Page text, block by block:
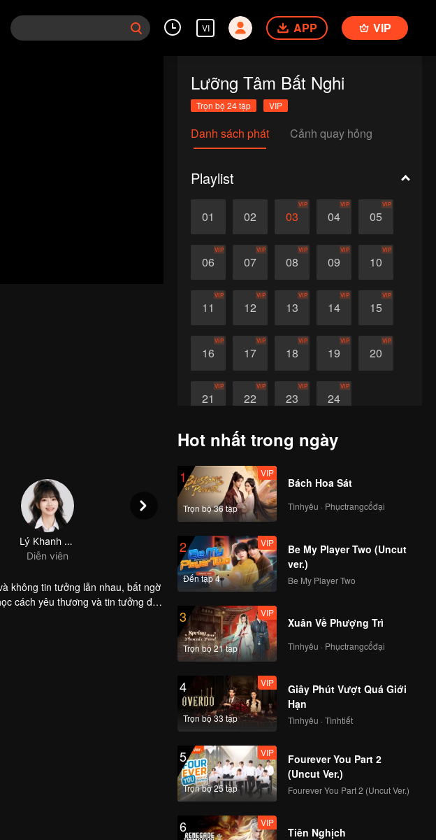
VI APP VIP
Lưỡng Tâm Bất Nghi
Trọn bộ 24 tập VIP
Danh sách phát Cảnh quay hỏng
Playlist
01 02 03
VIP
04
VIP
05
VIP
06
VIP
07
VIP
08
VIP
09
VIP
10
VIP
11
VIP
12
VIP
13
VIP
14
VIP
15
VIP
16
VIP
17
VIP
18
VIP
19
VIP
20
VIP
21
VIP
22
VIP
23
VIP
24
VIP
không tin tưởng lẫn nhau, bất ngờ
cách yêu thương và tin tưởng đối
hậu không được sủng ái, mới
hiểu vì sao hoàng đế lại nghi kỵ
Hot nhất trong ngày
1
Trọn bộ 36 tập
VIP
Bách Hoa Sát
Tìnhyêu · Phụctrangcổđại
2
Đến tập 4
VIP
Be My Player Two (Uncut
ver.)
Be My Player Two
3
Trọn bộ 21 tập
VIP
Xuân Về Phượng Trì
Tìnhyêu · Phụctrangcổđại
4
Trọn bộ 33 tập
VIP
Giây Phút Vượt Quá Giới
Hạn
Tìnhyêu · Tìnhtiết
5
Trọn bộ 25 tập
VIP
Fourever You Part 2
(Uncut Ver.)
Fourever You Part 2 (Uncut Ver.)
6 VIP
Tiên Nghịch